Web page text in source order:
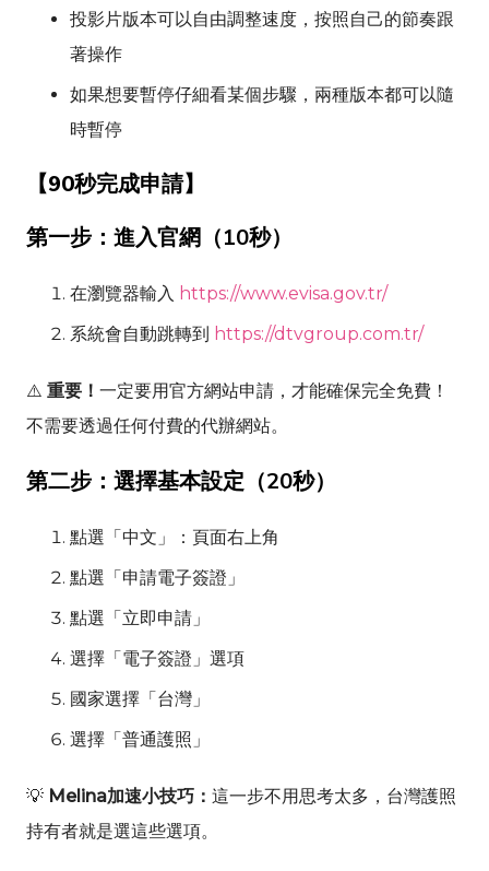
投影片版本可以自由調整速度，按照自己的節奏跟
著操作
如果想要暫停仔細看某個步驟，兩種版本都可以隨
時暫停
【90秒完成申請】
第一步：進入官網（10秒）
在瀏覽器輸入 https://www.evisa.gov.tr/
系統會自動跳轉到 https://dtvgroup.com.tr/
⚠️ 重要！ 一定要用官方網站申請，才能確保完全免費！
不需要透過任何付費的代辦網站。
第二步：選擇基本設定（20秒）
點選「中文」：頁面右上角
點選「申請電子簽證」
點選「立即申請」
選擇「電子簽證」選項
國家選擇「台灣」
選擇「普通護照」
💡 Melina加速小技巧： 這一步不用思考太多，台灣護照
持有者就是選這些選項。